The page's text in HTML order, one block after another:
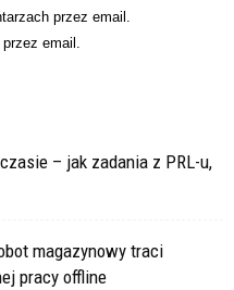
przez email.
email.
– jak zadania z PRL-u,
magazynowy traci
pracy offline